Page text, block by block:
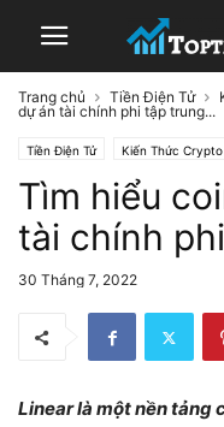
Trang chủ Tiền Điện Tử
dự án tài chính phi tập trung...
Tiền Điện Tử Kiến Thức Crypto
Tìm hiểu
tài chính
30 Tháng 7, 2022
Linear là một nền tảng